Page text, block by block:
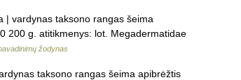
vardynas taksono rangas šeima
200 g. atitikmenys: lot. Megadermatidae
žodynas
taksono rangas šeima apibrėžtis